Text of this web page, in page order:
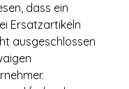
dass ein
Ersatzartikeln
ausgeschlossen